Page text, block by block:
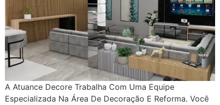
A Atuance Decore Trabalha Com Uma Equipe
Especializada Na Área De Decoração E Reforma. Você